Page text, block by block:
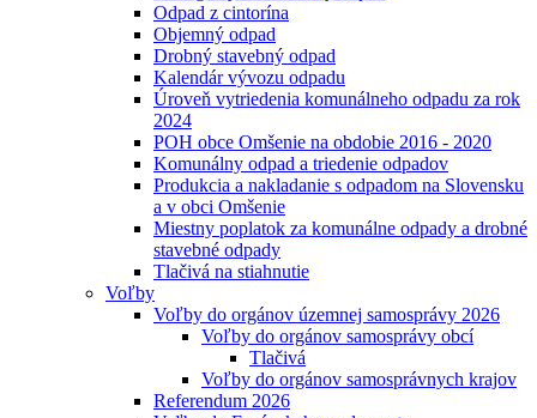
Odpad z cintorína
Objemný odpad
Drobný stavebný odpad
Kalendár vývozu odpadu
Úroveň vytriedenia komunálneho odpadu za rok
2024
POH obce Omšenie na obdobie 2016 - 2020
Komunálny odpad a triedenie odpadov
Produkcia a nakladanie s odpadom na Slovensku
a v obci Omšenie
Miestny poplatok za komunálne odpady a drobné
stavebné odpady
Tlačivá na stiahnutie
Voľby
Voľby do orgánov územnej samosprávy 2026
Voľby do orgánov samosprávy obcí
Tlačivá
Voľby do orgánov samosprávnych krajov
Referendum 2026